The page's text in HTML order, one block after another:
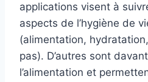
applications visent à
aspects de l’hygiène de
(alimentation,
pas). D’autres sont
l’alimentation et